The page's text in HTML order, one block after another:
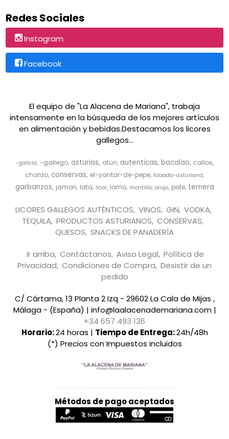
Redes Sociales
Instagram
Facebook
El equipo de "La Alacena de Mariana", trabaja
intensamente en la búsqueda de los mejores artículos
en alimentación y bebidas.Destacamos los licores
gallegos...
-galicia -gallego asturias atun autenticas bacalao callos
chorizo conservas el-yantar-de-pepe fabada-asturiana
garbanzos jamon lata licor lomo montilla orujo pote ternera
LICORES GALLEGOS AUTÉNTICOS VINOS GIN VODKA
TEQUILA PRODUCTOS ASTURIANOS CONSERVAS
QUESOS SNACKS DE PANADERÍA
Ir arriba Contáctanos Aviso Legal Política de
Privacidad Condiciones de Compra Desistir de un
pedido
C/ Cártama, 13 Planta 2 Izq - 29602 La Cala de Mijas ,
Málaga - (España) | info@laalacenademariana.com |
+34 657 493 136
Horario:24 horas | Tiempo de Entrega:24h/48h
(*) Precios con Impuestos incluidos
Métodos de pago aceptados